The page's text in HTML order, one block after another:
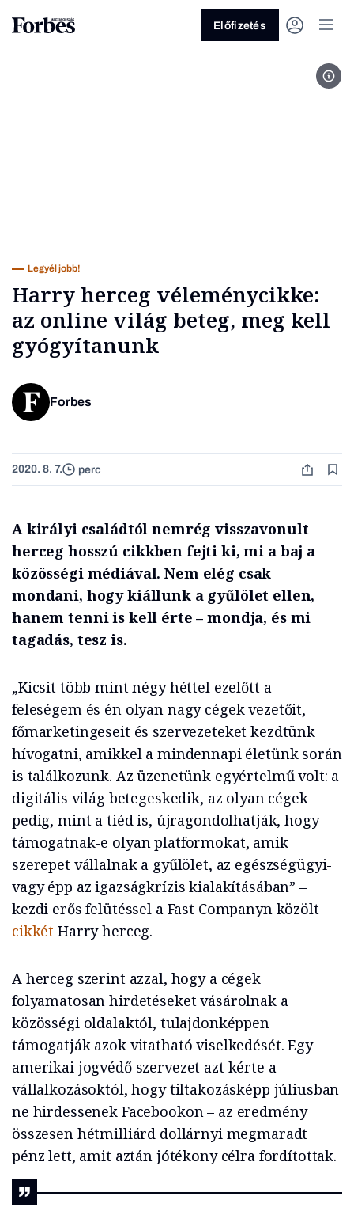
Üzlet
Előfizetés
Legyél jobb!
Harry herceg véleménycikke:
az online világ beteg, meg kell
gyógyítanunk
Forbes
2020. 8. 7. perc
A királyi családtól nemrég visszavonult
herceg hosszú cikkben fejti ki, mi a baj a
közösségi médiával. Nem elég csak
mondani, hogy kiállunk a gyűlölet ellen,
hanem tenni is kell érte – mondja, és mi
tagadás, tesz is.
„Kicsit több mint négy héttel ezelőtt a
feleségem és én olyan nagy cégek vezetőit,
főmarketingeseit és szervezeteket kezdtünk
hívogatni, amikkel a mindennapi életünk során
is találkozunk. Az üzenetünk egyértelmű volt: a
digitális világ betegeskedik, az olyan cégek
pedig, mint a tiéd is, újragondolhatják, hogy
támogatnak-e olyan platformokat, amik
szerepet vállalnak a gyűlölet, az egészségügyi-
vagy épp az igazságkrízis kialakításában” –
kezdi erős felütéssel a Fast Companyn közölt
cikkét Harry herceg.
A herceg szerint azzal, hogy a cégek
folyamatosan hirdetéseket vásárolnak a
közösségi oldalaktól, tulajdonképpen
támogatják azok vitatható viselkedését. Egy
amerikai jogvédő szervezet azt kérte a
vállalkozásoktól, hogy tiltakozásképp júliusban
ne hirdessenek Facebookon – az eredmény
összesen hétmilliárd dollárnyi megmaradt
pénz lett, amit aztán jótékony célra fordítottak.